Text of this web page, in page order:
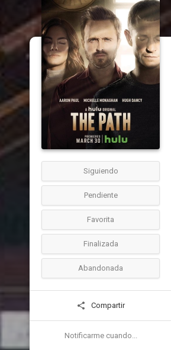
Siguiendo
Pendiente
Favorita
Finalizada
Abandonada
Compartir
Notificarme cuando...